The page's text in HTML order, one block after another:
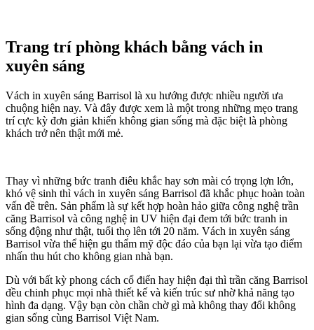
Trang trí phòng khách bằng vách in
xuyên sáng
Vách in xuyên sáng Barrisol là xu hướng được nhiều người ưa
chuộng hiện nay. Và đây được xem là một trong những mẹo trang
trí cực kỳ đơn giản khiến không gian sống mà đặc biệt là phòng
khách trở nên thật mới mẻ.
Thay vì những bức tranh điêu khắc hay sơn mài có trọng lợn lớn,
khó vệ sinh thì vách in xuyên sáng Barrisol đã khắc phục hoàn toàn
vấn đề trên. Sản phẩm là sự kết hợp hoàn hảo giữa công nghệ trần
căng Barrisol và công nghệ in UV hiện đại đem tới bức tranh in
sống động như thật, tuổi thọ lên tới 20 năm. Vách in xuyên sáng
Barrisol vừa thể hiện gu thẩm mỹ độc đáo của bạn lại vừa tạo điểm
nhấn thu hút cho không gian nhà bạn.
Dù với bất kỳ phong cách cổ điển hay hiện đại thì trần căng Barrisol
đều chinh phục mọi nhà thiết kế và kiến trúc sư nhờ khả năng tạo
hình đa dạng. Vậy bạn còn chần chờ gì mà không thay đổi không
gian sống cùng Barrisol Việt Nam.